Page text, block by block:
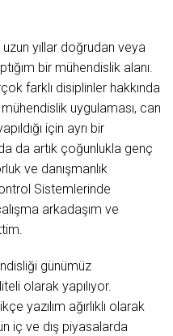
yıllar doğrudan veya
bir mühendislik alanı.
farklı disiplinler hakkında
uygulaması, can
için ayrı bir
da artık çoğunlukla genç
ve danışmanlık
Sistemlerinde
arkadaşım ve
günümüz
olarak yapılıyor.
yazılım ağırlıklı olarak
iç ve dış piyasalarda